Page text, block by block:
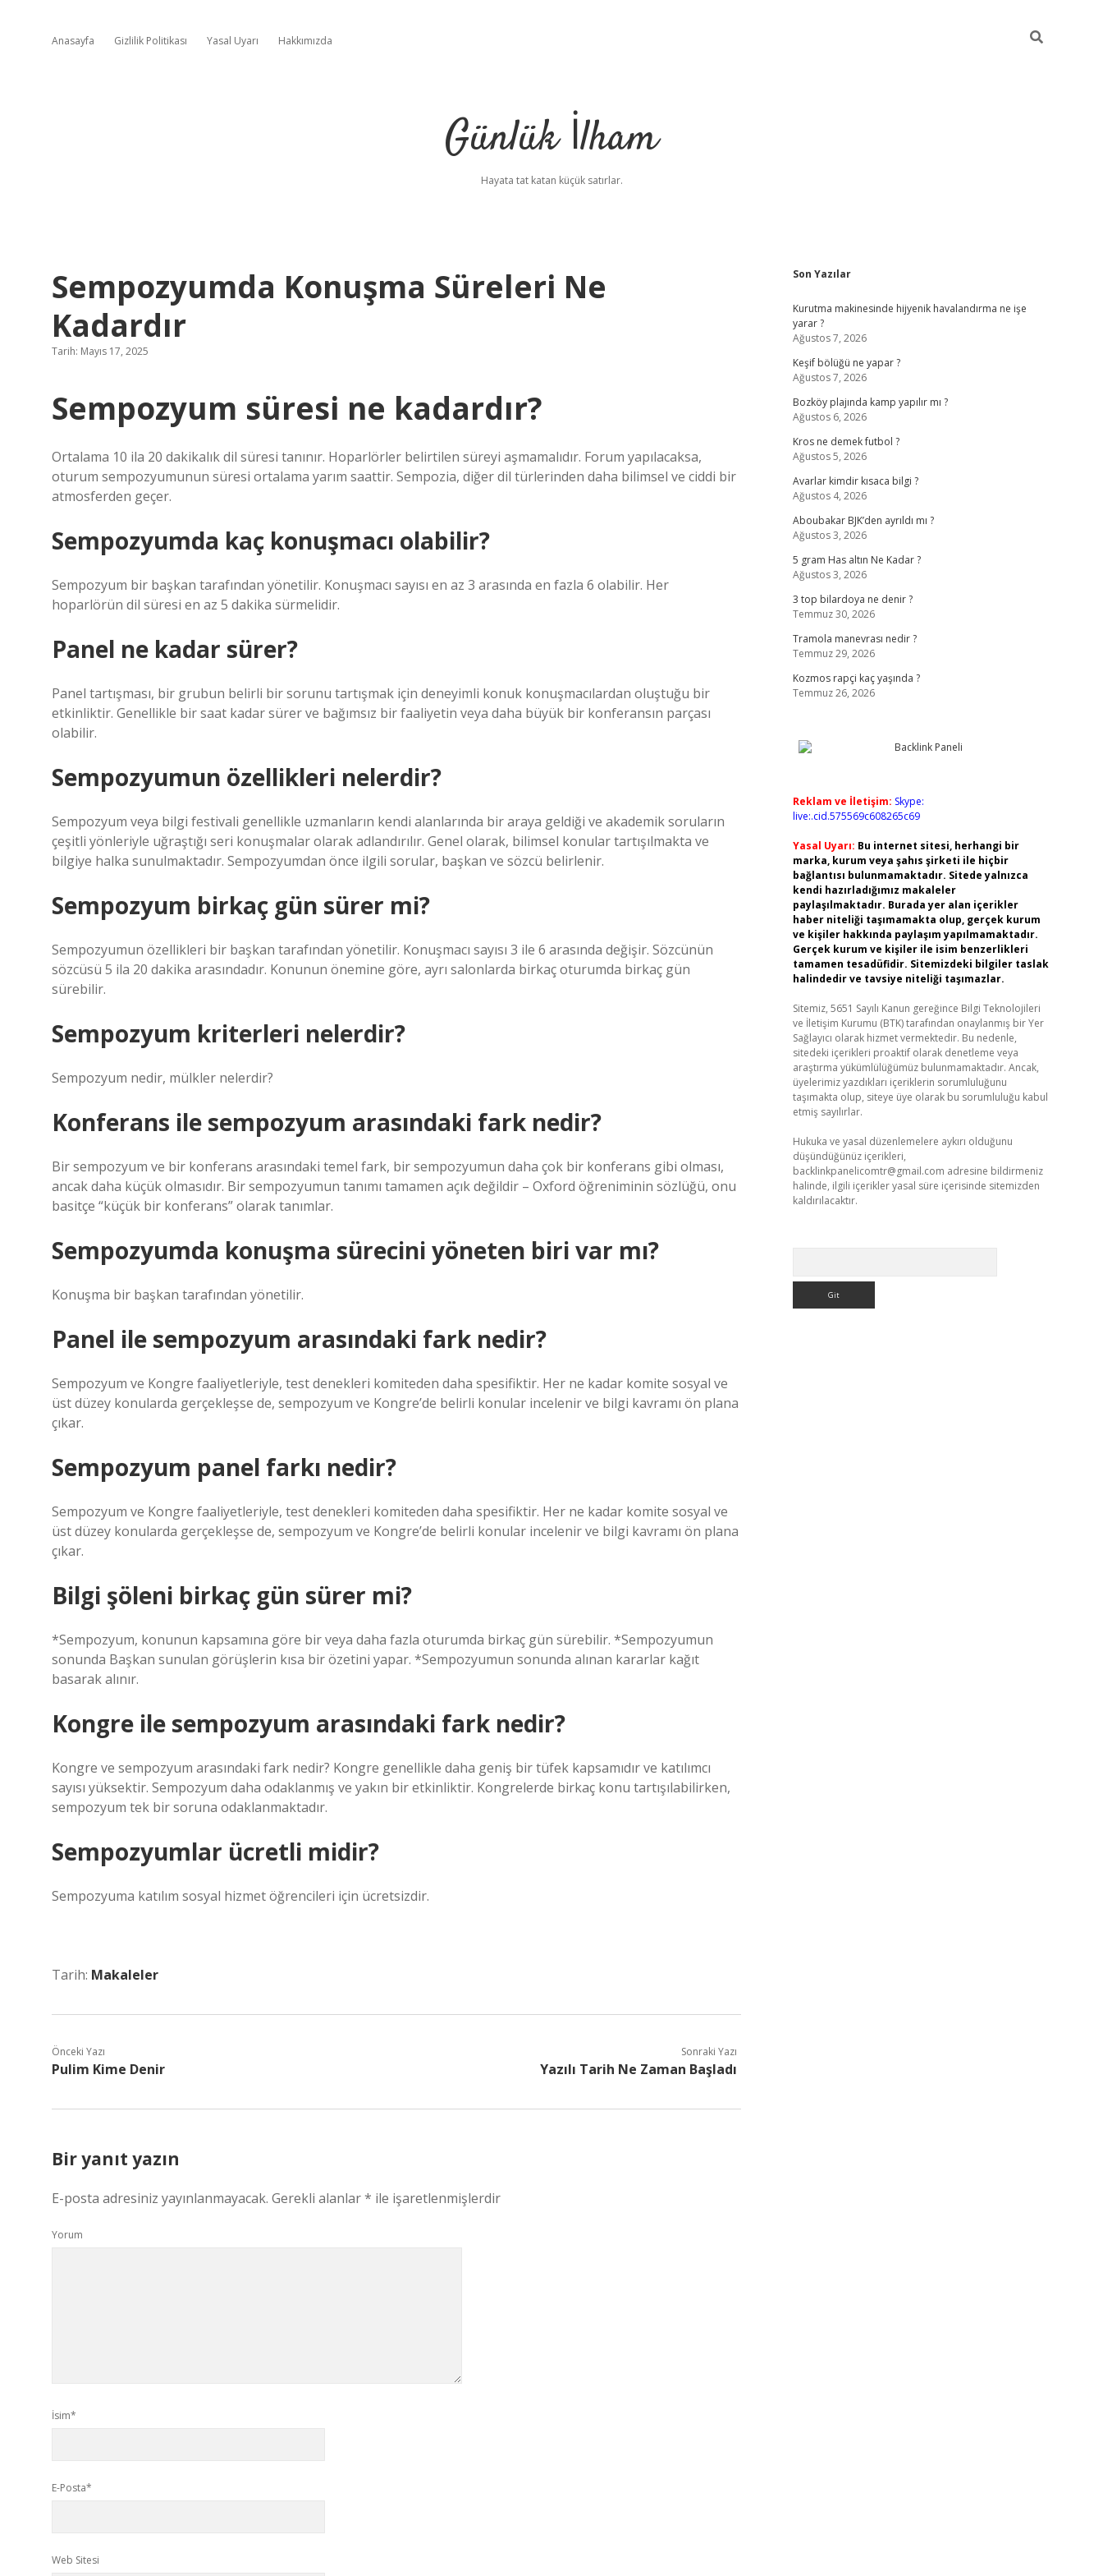
Anasayfa Gizlilik Politikası Yasal Uyarı Hakkımızda
Günlük İlham
Hayata tat katan küçük satırlar.
Sempozyumda Konuşma Süreleri Ne
Kadardır
Tarih: Mayıs 17, 2025
Sempozyum süresi ne kadardır?
Ortalama 10 ila 20 dakikalık dil süresi tanınır. Hoparlörler belirtilen süreyi aşmamalıdır. Forum yapılacaksa,
oturum sempozyumunun süresi ortalama yarım saattir. Sempozia, diğer dil türlerinden daha bilimsel ve ciddi bir
atmosferden geçer.
Sempozyumda kaç konuşmacı olabilir?
Sempozyum bir başkan tarafından yönetilir. Konuşmacı sayısı en az 3 arasında en fazla 6 olabilir. Her
hoparlörün dil süresi en az 5 dakika sürmelidir.
Panel ne kadar sürer?
Panel tartışması, bir grubun belirli bir sorunu tartışmak için deneyimli konuk konuşmacılardan oluştuğu bir
etkinliktir. Genellikle bir saat kadar sürer ve bağımsız bir faaliyetin veya daha büyük bir konferansın parçası
olabilir.
Sempozyumun özellikleri nelerdir?
Sempozyum veya bilgi festivali genellikle uzmanların kendi alanlarında bir araya geldiği ve akademik soruların
çeşitli yönleriyle uğraştığı seri konuşmalar olarak adlandırılır. Genel olarak, bilimsel konular tartışılmakta ve
bilgiye halka sunulmaktadır. Sempozyumdan önce ilgili sorular, başkan ve sözcü belirlenir.
Sempozyum birkaç gün sürer mi?
Sempozyumun özellikleri bir başkan tarafından yönetilir. Konuşmacı sayısı 3 ile 6 arasında değişir. Sözcünün
sözcüsü 5 ila 20 dakika arasındadır. Konunun önemine göre, ayrı salonlarda birkaç oturumda birkaç gün
sürebilir.
Sempozyum kriterleri nelerdir?
Sempozyum nedir, mülkler nelerdir?
Konferans ile sempozyum arasındaki fark nedir?
Bir sempozyum ve bir konferans arasındaki temel fark, bir sempozyumun daha çok bir konferans gibi olması,
ancak daha küçük olmasıdır. Bir sempozyumun tanımı tamamen açık değildir – Oxford öğreniminin sözlüğü, onu
basitçe “küçük bir konferans” olarak tanımlar.
Sempozyumda konuşma sürecini yöneten biri var mı?
Konuşma bir başkan tarafından yönetilir.
Panel ile sempozyum arasındaki fark nedir?
Sempozyum ve Kongre faaliyetleriyle, test denekleri komiteden daha spesifiktir. Her ne kadar komite sosyal ve
üst düzey konularda gerçekleşse de, sempozyum ve Kongre’de belirli konular incelenir ve bilgi kavramı ön plana
çıkar.
Sempozyum panel farkı nedir?
Sempozyum ve Kongre faaliyetleriyle, test denekleri komiteden daha spesifiktir. Her ne kadar komite sosyal ve
üst düzey konularda gerçekleşse de, sempozyum ve Kongre’de belirli konular incelenir ve bilgi kavramı ön plana
çıkar.
Bilgi şöleni birkaç gün sürer mi?
*Sempozyum, konunun kapsamına göre bir veya daha fazla oturumda birkaç gün sürebilir. *Sempozyumun
sonunda Başkan sunulan görüşlerin kısa bir özetini yapar. *Sempozyumun sonunda alınan kararlar kağıt
basarak alınır.
Kongre ile sempozyum arasındaki fark nedir?
Kongre ve sempozyum arasındaki fark nedir? Kongre genellikle daha geniş bir tüfek kapsamıdır ve katılımcı
sayısı yüksektir. Sempozyum daha odaklanmış ve yakın bir etkinliktir. Kongrelerde birkaç konu tartışılabilirken,
sempozyum tek bir soruna odaklanmaktadır.
Sempozyumlar ücretli midir?
Sempozyuma katılım sosyal hizmet öğrencileri için ücretsizdir.
Tarih: Makaleler
Önceki Yazı
Pulim Kime Denir
Sonraki Yazı
Yazılı Tarih Ne Zaman Başladı
Bir yanıt yazın
E-posta adresiniz yayınlanmayacak. Gerekli alanlar* ile işaretlenmişlerdir
Yorum
İsim*
E-Posta*
Web Sitesi
Sidebar
Son Yazılar
Kurutma makinesinde hijyenik havalandırma ne işe
yarar ?
Ağustos 7, 2026
Keşif bölüğü ne yapar ?
Ağustos 7, 2026
Bozköy plajında kamp yapılır mı ?
Ağustos 6, 2026
Kros ne demek futbol ?
Ağustos 5, 2026
Avarlar kimdir kısaca bilgi ?
Ağustos 4, 2026
Aboubakar BJK’den ayrıldı mı ?
Ağustos 3, 2026
5 gram Has altın Ne Kadar ?
Ağustos 3, 2026
3 top bilardoya ne denir ?
Temmuz 30, 2026
Tramola manevrası nedir ?
Temmuz 29, 2026
Kozmos rapçi kaç yaşında ?
Temmuz 26, 2026
Reklam ve İletişim: Skype:
live:.cid.575569c608265c69
Yasal Uyarı: Bu internet sitesi, herhangi bir
marka, kurum veya şahıs şirketi ile hiçbir
bağlantısı bulunmamaktadır. Sitede yalnızca
kendi hazırladığımız makaleler
paylaşılmaktadır. Burada yer alan içerikler
haber niteliği taşımamakta olup, gerçek kurum
ve kişiler hakkında paylaşım yapılmamaktadır.
Gerçek kurum ve kişiler ile isim benzerlikleri
tamamen tesadüfidir. Sitemizdeki bilgiler taslak
halindedir ve tavsiye niteliği taşımazlar.
Sitemiz, 5651 Sayılı Kanun gereğince Bilgi Teknolojileri
ve İletişim Kurumu (BTK) tarafından onaylanmış bir Yer
Sağlayıcı olarak hizmet vermektedir. Bu nedenle,
sitedeki içerikleri proaktif olarak denetleme veya
araştırma yükümlülüğümüz bulunmamaktadır. Ancak,
üyelerimiz yazdıkları içeriklerin sorumluluğunu
taşımakta olup, siteye üye olarak bu sorumluluğu kabul
etmiş sayılırlar.
Hukuka ve yasal düzenlemelere aykırı olduğunu
düşündüğünüz içerikleri,
backlinkpanelicomtr@gmail.com adresine bildirmeniz
halinde, ilgili içerikler yasal süre içerisinde sitemizden
kaldırılacaktır.